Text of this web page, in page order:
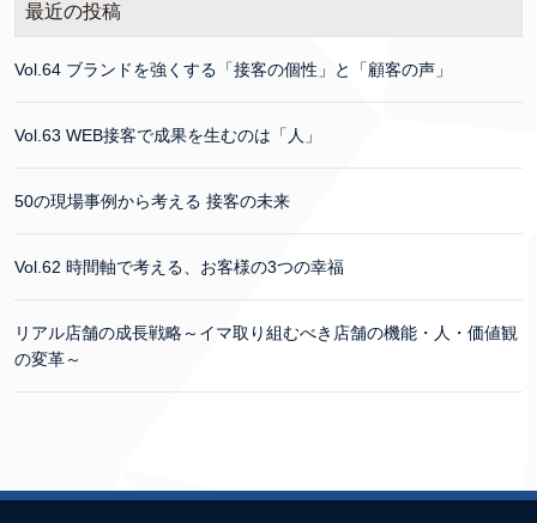
最近の投稿
Vol.64 ブランドを強くする「接客の個性」と「顧客の声」
Vol.63 WEB接客で成果を生むのは「人」
50の現場事例から考える 接客の未来
Vol.62 時間軸で考える、お客様の3つの幸福
リアル店舗の成長戦略～イマ取り組むべき店舗の機能・人・価値観
の変革～